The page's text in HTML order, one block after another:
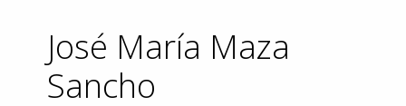
José María Maza
Sancho